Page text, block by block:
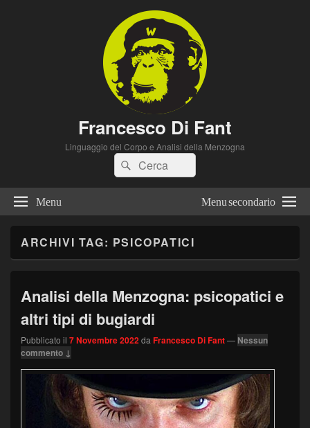
Francesco Di Fant
Linguaggio del Corpo e Analisi della Menzogna
Cerca:Cerca
Menu Menu secondario
ARCHIVI TAG: PSICOPATICI
Analisi della Menzogna: psicopatici e
altri tipi di bugiardi
Pubblicato il 7 Novembre 2022da Francesco Di Fant— Nessun
commento ↓